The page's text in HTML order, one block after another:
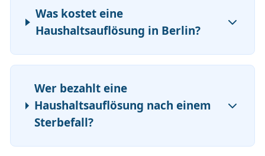
Was kostet eine
Haushaltsauflösung in Berlin?
Wer bezahlt eine
Haushaltsauflösung nach einem
Sterbefall?